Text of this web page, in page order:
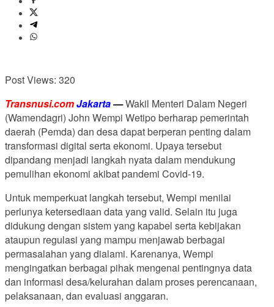
Post Views: 320
Transnusi.comJakarta—Wakil Menteri Dalam Negeri
(Wamendagri) John Wempi Wetipo berharap pemerintah
daerah (Pemda) dan desa dapat berperan penting dalam
transformasi digital serta ekonomi. Upaya tersebut
dipandang menjadi langkah nyata dalam mendukung
pemulihan ekonomi akibat pandemi Covid-19.
Untuk memperkuat langkah tersebut, Wempi menilai
perlunya ketersediaan data yang valid. Selain itu juga
didukung dengan sistem yang kapabel serta kebijakan
ataupun regulasi yang mampu menjawab berbagai
permasalahan yang dialami. Karenanya, Wempi
mengingatkan berbagai pihak mengenai pentingnya data
dan informasi desa/kelurahan dalam proses perencanaan,
pelaksanaan, dan evaluasi anggaran.